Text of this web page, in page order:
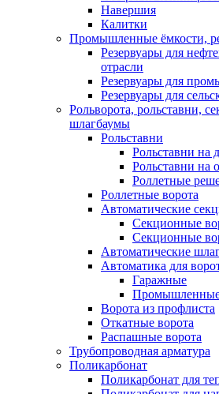
Навершия
Калитки
Промышленные ёмкости,
Резервуары для
отрасли
Резервуары для
Резервуары для
Рольворота, рольставни,
шлагбаумы
Рольставни
Рольставни на
Рольставни на
Роллетные
Роллетные ворота
Автоматические
Секционные
Секционные
Автоматические
Автоматика для
Гаражные
Ворота из профлиста
Откатные ворота
Распашные ворота
Трубопроводная арматура
Поликарбонат
Поликарбонат для